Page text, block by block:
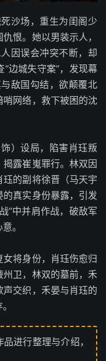
沙场，重生为闺阁少
恨。她以男装示人，
因误会冲突不断，却
边城失守案”，发现幕
敌国勾结，欲颠覆北
网络，救下被困的沈
）设局，陷害肖珏叛
露崔嵬罪行。林双因
的副将徐晋（马天宇
真实身份暴露，引发
”中并肩作战，破敌军
。
将身份，肖珏伤愈归
卫，林双的墓前，禾
交织，禾晏与肖珏的
进行整理与介绍，